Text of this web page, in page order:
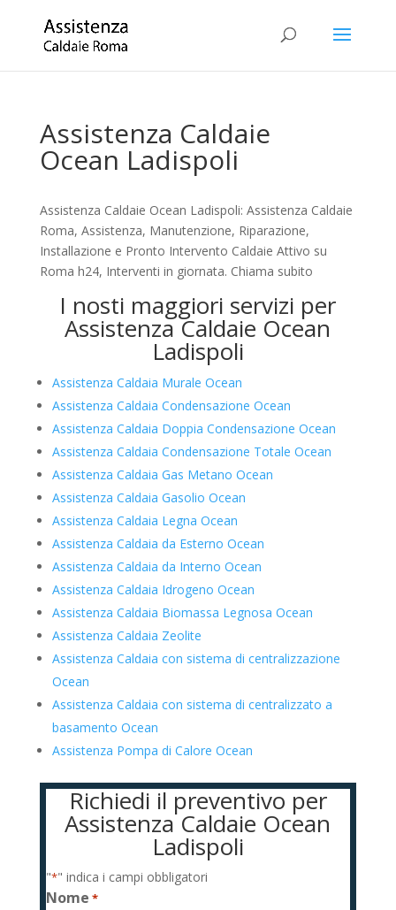
Assistenza Caldaie
Ocean Ladispoli
Assistenza Caldaie Ocean Ladispoli: Assistenza Caldaie
Roma, Assistenza, Manutenzione, Riparazione,
Installazione e Pronto Intervento Caldaie Attivo su
Roma h24, Interventi in giornata. Chiama subito
I nosti maggiori servizi per
Assistenza Caldaie Ocean
Ladispoli
Assistenza Caldaia Murale Ocean
Assistenza Caldaia Condensazione Ocean
Assistenza Caldaia Doppia Condensazione Ocean
Assistenza Caldaia Condensazione Totale Ocean
Assistenza Caldaia Gas Metano Ocean
Assistenza Caldaia Gasolio Ocean
Assistenza Caldaia Legna Ocean
Assistenza Caldaia da Esterno Ocean
Assistenza Caldaia da Interno Ocean
Assistenza Caldaia Idrogeno Ocean
Assistenza Caldaia Biomassa Legnosa Ocean
Assistenza Caldaia Zeolite
Assistenza Caldaia con sistema di centralizzazione
Ocean
Assistenza Caldaia con sistema di centralizzato a
basamento Ocean
Assistenza Pompa di Calore Ocean
Richiedi il preventivo per
Assistenza Caldaie Ocean
Ladispoli
"*" indica i campi obbligatori
Nome *